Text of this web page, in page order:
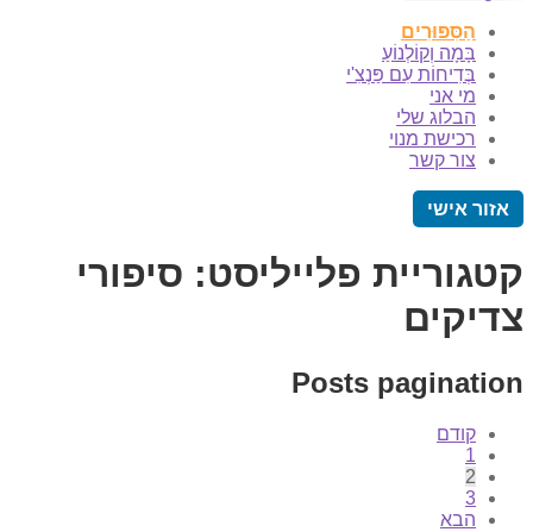
הַסִּפּוּרִים
בָּמָה וְקוֹלְנוֹעַ
בְּדִיחוֹת עִם פַּנְצִ'י
מי אני
הבלוג שלי
רכישת מנוי
צור קשר
אזור אישי
קטגוריית פלייליסט: סיפורי
צדיקים
Posts pagination
קודם
1
2
3
הבא